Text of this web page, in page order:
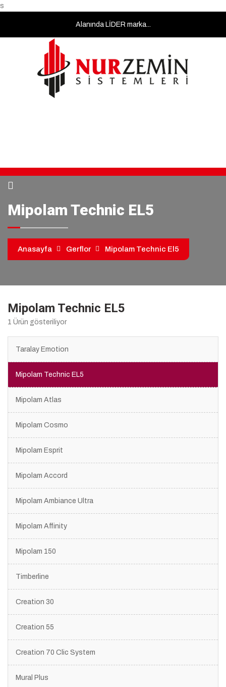
s
masa
sandalye
masa
sandalye
Alanında LİDER marka...
Mipolam Technic EL5
Anasayfa Gerflor Mipolam Technic El5
Mipolam Technic EL5
1 Ürün gösteriliyor
Taralay Emotion
Mipolam Technic EL5
Mipolam Atlas
Mipolam Cosmo
Mipolam Esprit
Mipolam Accord
Mipolam Ambiance Ultra
Mipolam Affinity
Mipolam 150
Timberline
Creation 30
Creation 55
Creation 70 Clic System
Mural Plus